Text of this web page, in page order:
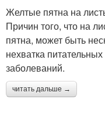
Желтые пятна на
Причин того, что на
пятна, может быть
нехватка
заболеваний.
читать дальше →